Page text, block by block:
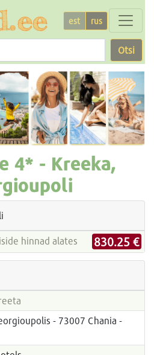
est rus
Otsi
4* - Kreeka,
hinnad alates 830.25 €
- 73007 Chania -